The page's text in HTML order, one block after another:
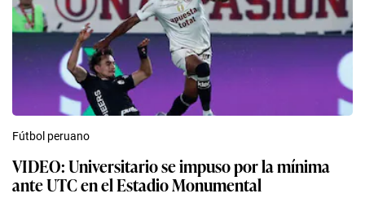
Fútbol peruano
VIDEO: Universitario se impuso por la mínima
ante UTC en el Estadio Monumental